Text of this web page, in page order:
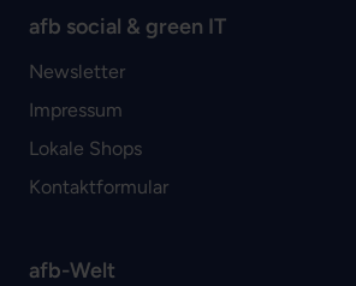
afb social & green IT
Newsletter
Impressum
Lokale Shops
Kontaktformular
afb-Welt